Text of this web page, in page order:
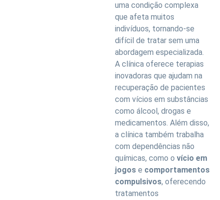
uma condição complexa
que afeta muitos
indivíduos, tornando-se
difícil de tratar sem uma
abordagem especializada.
A clínica oferece terapias
inovadoras que ajudam na
recuperação de pacientes
com vícios em substâncias
como álcool, drogas e
medicamentos. Além disso,
a clínica também trabalha
com dependências não
químicas, como o vício em
jogos e comportamentos
compulsivos, oferecendo
tratamentos